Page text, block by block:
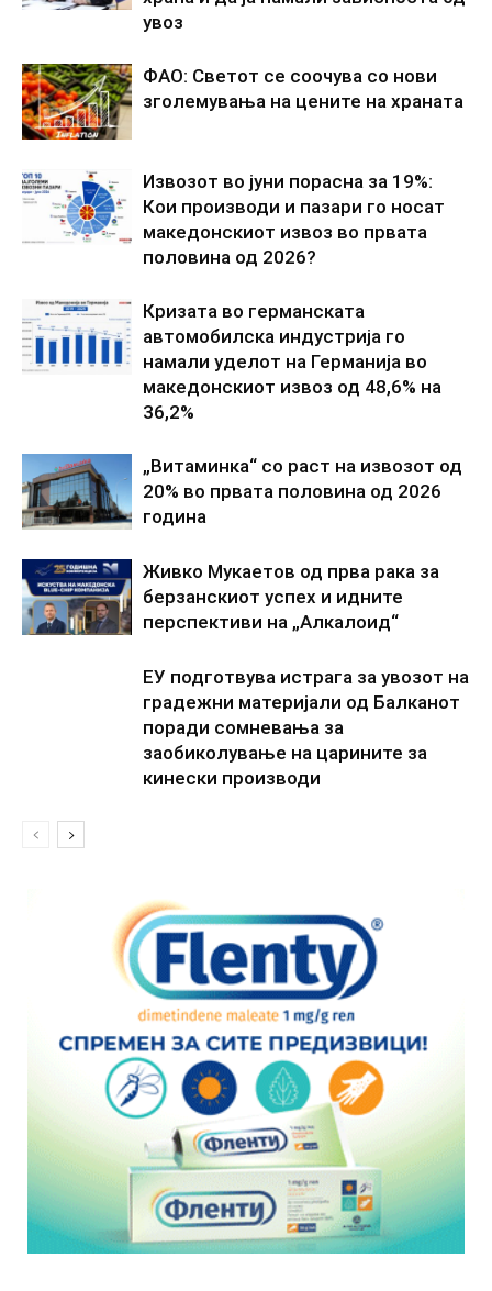
увоз
ФАО: Светот се соочува со нови
зголемувања на цените на храната
Извозот во јуни порасна за 19%:
Кои производи и пазари го носат
македонскиот извоз во првата
половина од 2026?
Кризата во германската
автомобилска индустрија го
намали уделот на Германија во
македонскиот извоз од 48,6% на
36,2%
„Витаминка“ со раст на извозот од
20% во првата половина од 2026
година
Живко Мукаетов од прва рака за
берзанскиот успех и идните
перспективи на „Алкалоид“
ЕУ подготвува истрага за увозот на
градежни материјали од Балканот
поради сомневања за
заобиколување на царините за
кинески производи